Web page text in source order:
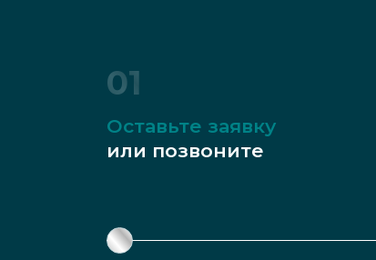
01
Оставьте заявку
или позвоните